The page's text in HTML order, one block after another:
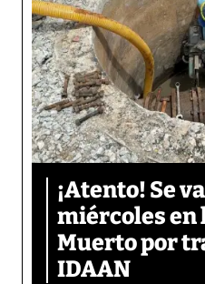
¡Atento! Se
miércoles en
Muerto por
IDAAN